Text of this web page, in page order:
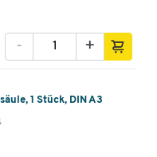
+
-
1 Stück, DIN A3